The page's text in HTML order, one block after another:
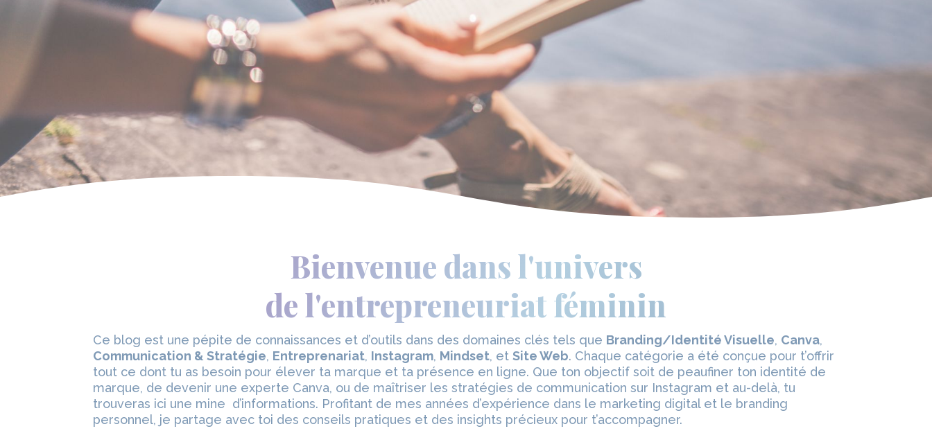
Bienvenue dans l'univers
de l'entrepreneuriat féminin
Ce blog est une pépite de connaissances et d’outils dans des domaines clés tels que Branding/Identité Visuelle, Canva,
Communication & Stratégie, Entreprenariat, Instagram, Mindset, etSite Web. Chaque catégorie a été conçue pour t’offrir
tout ce dont tu as besoin pour élever ta marque et ta présence en ligne. Que ton objectif soit de peaufiner ton identité de
marque, de devenir une experte Canva, ou de maîtriser les stratégies de communication sur Instagram et au-delà, tu
trouveras ici une mine d’informations. Profitant de mes années d’expérience dans le marketing digital et le branding
personnel, je partage avec toi des conseils pratiques et des insights précieux pour t’accompagner.